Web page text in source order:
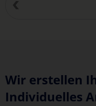
Wir erstellen
Individuelles